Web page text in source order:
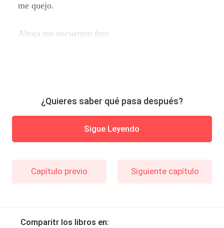
me quejo.
Ahora me encuentro fren
¿Quieres saber qué pasa después?
Sigue Leyendo
Capítulo previo Siguiente capítulo
Comparitr los libros en: